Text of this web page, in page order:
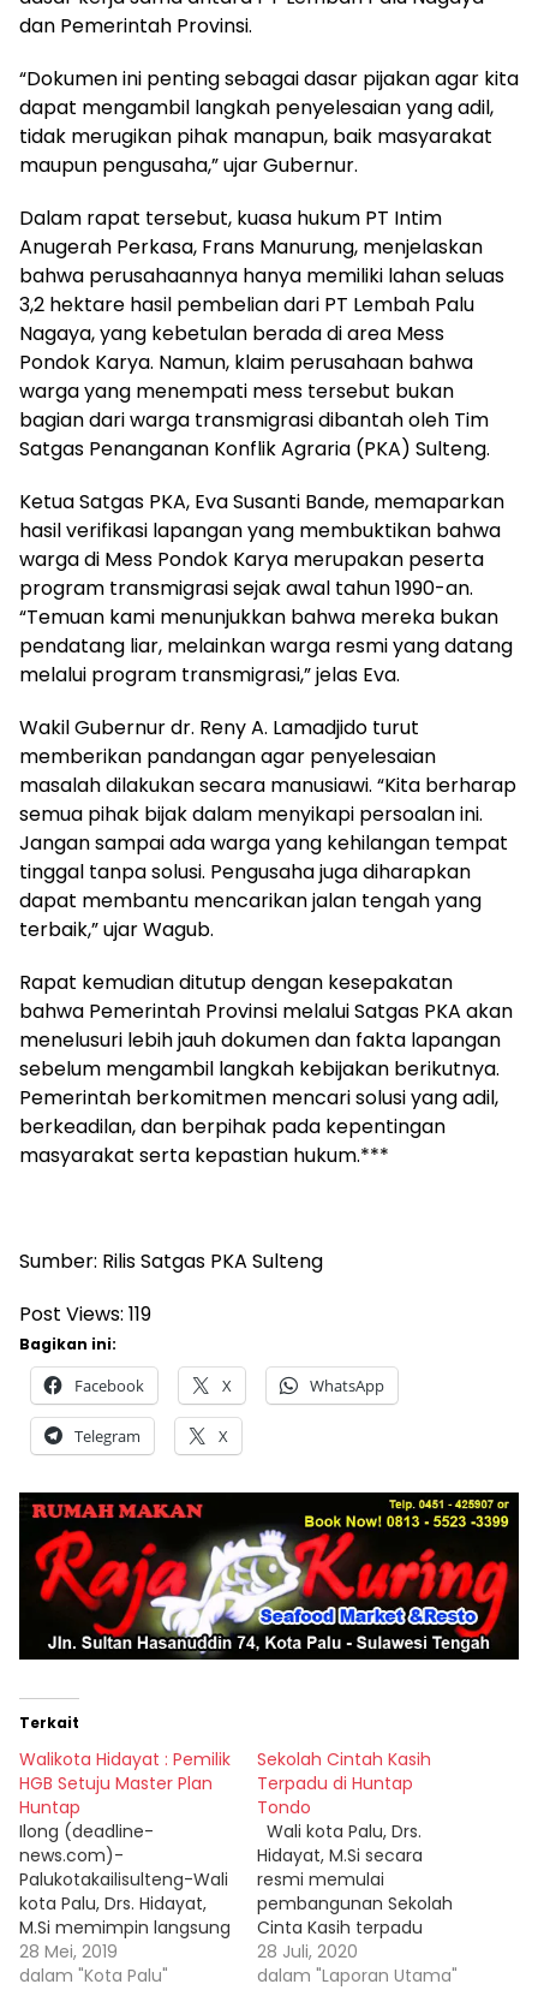
dan Pemerintah Provinsi.
“Dokumen ini penting sebagai dasar pijakan agar kita
dapat mengambil langkah penyelesaian yang adil,
tidak merugikan pihak manapun, baik masyarakat
maupun pengusaha,” ujar Gubernur.
Dalam rapat tersebut, kuasa hukum PT Intim
Anugerah Perkasa, Frans Manurung, menjelaskan
bahwa perusahaannya hanya memiliki lahan seluas
3,2 hektare hasil pembelian dari PT Lembah Palu
Nagaya, yang kebetulan berada di area Mess
Pondok Karya. Namun, klaim perusahaan bahwa
warga yang menempati mess tersebut bukan
bagian dari warga transmigrasi dibantah oleh Tim
Satgas Penanganan Konflik Agraria (PKA) Sulteng.
Ketua Satgas PKA, Eva Susanti Bande, memaparkan
hasil verifikasi lapangan yang membuktikan bahwa
warga di Mess Pondok Karya merupakan peserta
program transmigrasi sejak awal tahun 1990-an.
“Temuan kami menunjukkan bahwa mereka bukan
pendatang liar, melainkan warga resmi yang datang
melalui program transmigrasi,” jelas Eva.
Wakil Gubernur dr. Reny A. Lamadjido turut
memberikan pandangan agar penyelesaian
masalah dilakukan secara manusiawi. “Kita berharap
semua pihak bijak dalam menyikapi persoalan ini.
Jangan sampai ada warga yang kehilangan tempat
tinggal tanpa solusi. Pengusaha juga diharapkan
dapat membantu mencarikan jalan tengah yang
terbaik,” ujar Wagub.
Rapat kemudian ditutup dengan kesepakatan
bahwa Pemerintah Provinsi melalui Satgas PKA akan
menelusuri lebih jauh dokumen dan fakta lapangan
sebelum mengambil langkah kebijakan berikutnya.
Pemerintah berkomitmen mencari solusi yang adil,
berkeadilan, dan berpihak pada kepentingan
masyarakat serta kepastian hukum.***
Sumber: Rilis Satgas PKA Sulteng
Post Views: 119
Bagikan ini:
Facebook X WhatsApp
Telegram X
Terkait
Walikota Hidayat : Pemilik
HGB Setuju Master Plan
Huntap
Ilong (deadline-
news.com)-
Palukotakailisulteng-Wali
kota Palu, Drs. Hidayat,
M.Si memimpin langsung
jalannya Rapat bersama
beberapa pimpinan OPD
28 Mei, 2019
dalam "Kota Palu"
Sekolah Cintah Kasih
Terpadu di Huntap
Tondo
Wali kota Palu, Drs.
Hidayat, M.Si secara
resmi memulai
pembangunan Sekolah
Cinta Kasih terpadu
mulai dari tingkat TK, SD,
SMP, dan SMK di kawasan
28 Juli, 2020
dalam "Laporan Utama"